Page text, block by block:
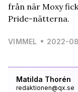
Matilda Thorén
redaktionen@qx.se
från när Moxy
Pride-nätterna.
VIMMEL 2022-